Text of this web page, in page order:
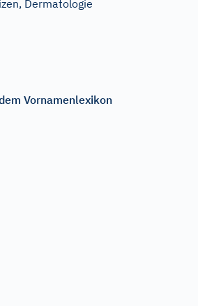
Dermatologie
Vornamenlexikon